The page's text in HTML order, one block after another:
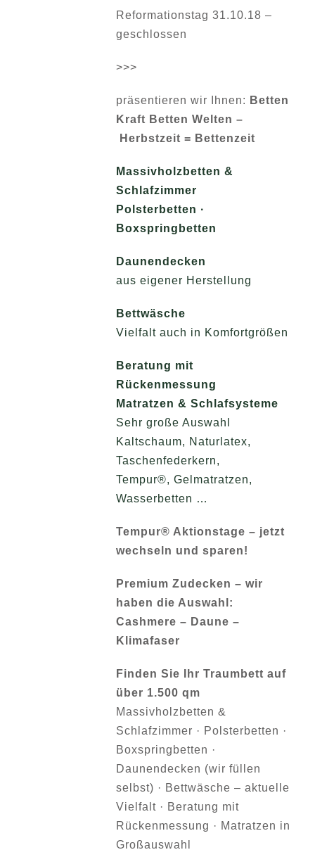
Reformationstag 31.10.18 –
geschlossen
>>>
präsentieren wir Ihnen: Betten
Kraft Betten Welten –
Herbstzeit = Bettenzeit
Massivholzbetten &
Schlafzimmer
Polsterbetten ·
Boxspringbetten
Daunendecken
aus eigener Herstellung
Bettwäsche
Vielfalt auch in Komfortgrößen
Beratung mit
Rückenmessung
Matratzen & Schlafsysteme
Sehr große Auswahl
Kaltschaum, Naturlatex,
Taschenfederkern,
Tempur®, Gelmatratzen,
Wasserbetten …
Tempur® Aktionstage – jetzt
wechseln und sparen!
Premium Zudecken – wir
haben die Auswahl:
Cashmere – Daune –
Klimafaser
Finden Sie Ihr Traumbett auf
über 1.500 qm
Massivholzbetten &
Schlafzimmer · Polsterbetten ·
Boxspringbetten ·
Daunendecken (wir füllen
selbst) · Bettwäsche – aktuelle
Vielfalt · Beratung mit
Rückenmessung · Matratzen in
Großauswahl